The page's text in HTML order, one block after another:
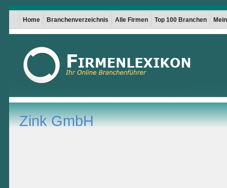
Home Branchenverzeichnis Alle Firmen Top 100 Branchen
Zink GmbH